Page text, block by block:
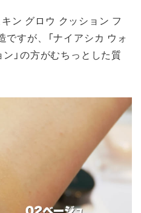
ン グロウ クッション フ
ですが、「ナイアシカ ウォ
」の方がむちっとした質